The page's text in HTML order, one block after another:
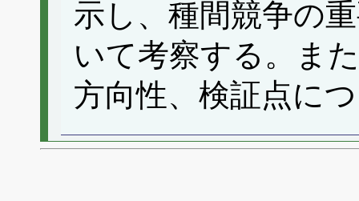
示し、種間競争の
いて考察する。ま
方向性、検証点に